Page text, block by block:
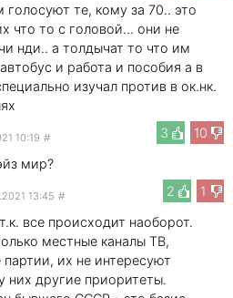
голосуют те, кому за 70.. это
что то с головой... они не
нди.. а толдычат то что им
и работа и пособия а в
изучал против в ок.нк.
3
10
10:19 #
мир?
2
1
13:45 #
все происходит наоборот.
местные каналы ТВ,
их не интересуют
них другие приоритеты.